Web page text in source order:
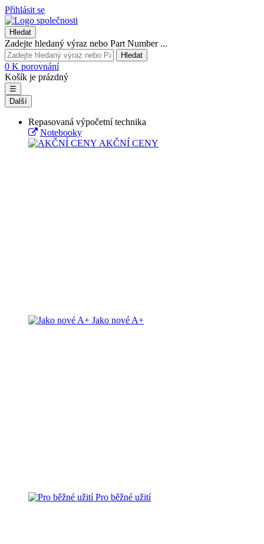
Přihlásit se
Hledat
Zadejte hledaný výraz nebo Part Number ...
Hledat
0 K porovnání
Košík je prázdný
☰
Další
Repasovaná výpočetní technika
Notebooky
AKČNÍ CENY
Jako nové A+
Pro běžné užití